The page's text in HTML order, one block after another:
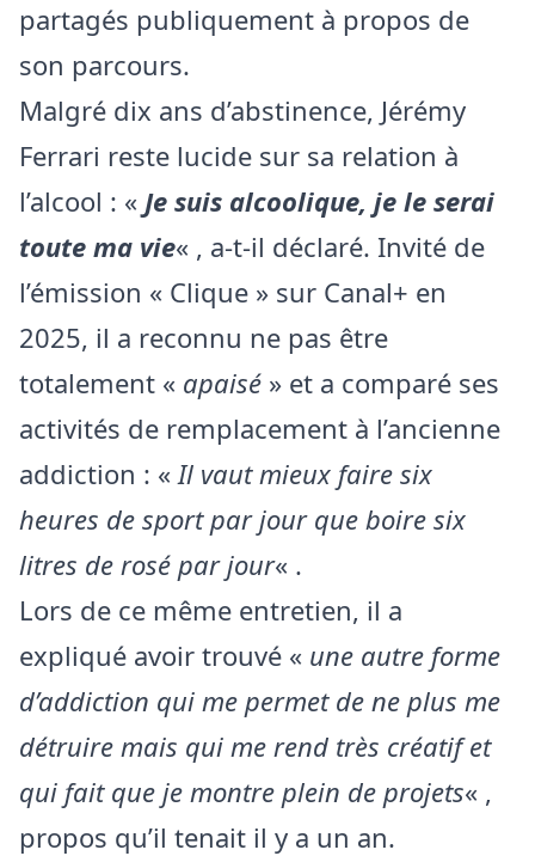
partagés publiquement à propos de
son parcours.
Malgré dix ans d’abstinence, Jérémy
Ferrari reste lucide sur sa relation à
l’alcool : « Je suis alcoolique, je le serai
toute ma vie« , a-t-il déclaré. Invité de
l’émission « Clique » sur Canal+ en
2025, il a reconnu ne pas être
totalement « apaisé » et a comparé ses
activités de remplacement à l’ancienne
addiction : «Il vaut mieux faire six
heures de sport par jour que boire six
litres de rosé par jour« .
Lors de ce même entretien, il a
expliqué avoir trouvé « une autre forme
d’addiction qui me permet de ne plus me
détruire mais qui me rend très créatif et
qui fait que je montre plein de projets« ,
propos qu’il tenait il y a un an.